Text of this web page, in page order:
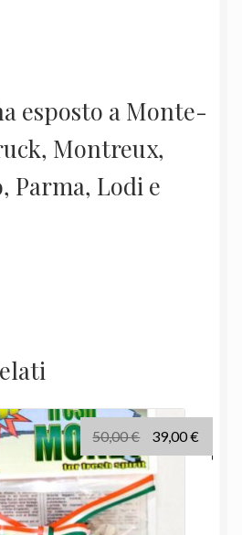
esposto a Monte-
Montreux,
Parma, Lodi e
50,00€
prezzo
originale
39,00€